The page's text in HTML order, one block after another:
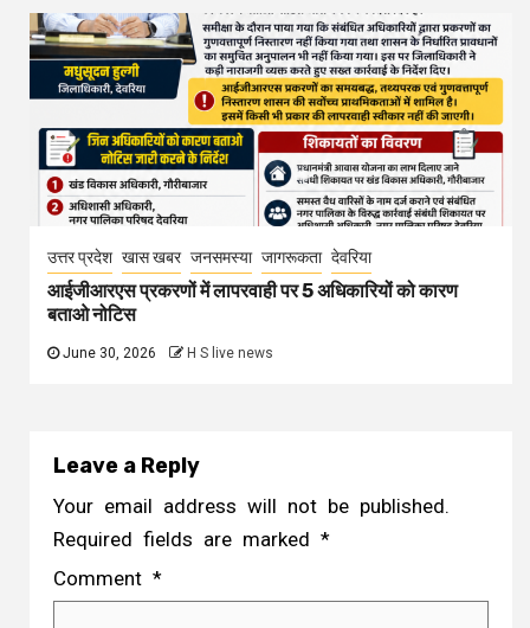
उत्तर प्रदेश खास खबर जनसमस्या जागरूकता देवरिया
आईजीआरएस प्रकरणों में लापरवाही पर 5 अधिकारियों को कारण
बताओ नोटिस
June 30, 2026 H S live news
Leave a Reply
Your email address will not be published.
Required fields are marked *
Comment *